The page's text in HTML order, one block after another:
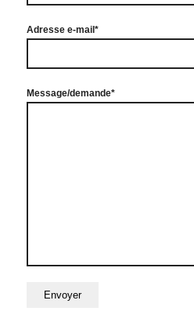
Adresse e-mail*
Message/demande*